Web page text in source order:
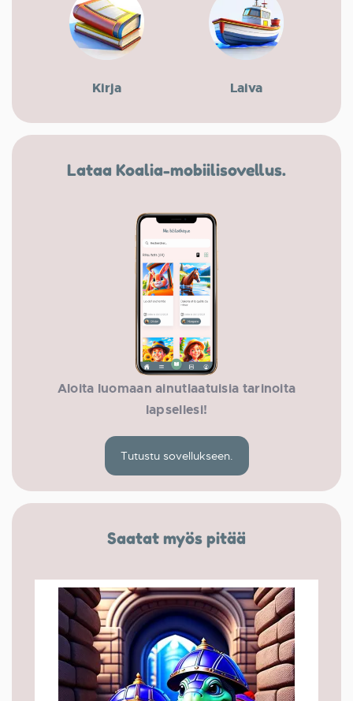
Kirja Laiva
Lataa Koalia-mobiilisovellus.
Aloita luomaan ainutlaatuisia tarinoita
lapsellesi!
Tutustu sovellukseen.
Saatat myös pitää